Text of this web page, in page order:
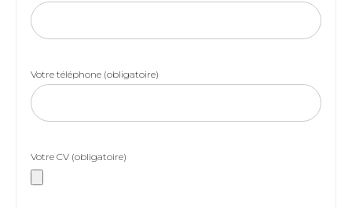
Votre téléphone (obligatoire)
Votre CV (obligatoire)